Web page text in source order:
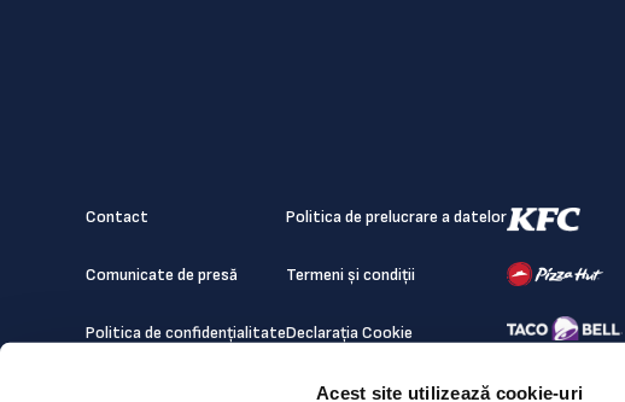
Acest site utilizează cookie-uri
Contact
Comunicate de presă
Politica de confidențialitate
Politica de prelucrare a datelor
Termeni și condiții
Declarația Cookie